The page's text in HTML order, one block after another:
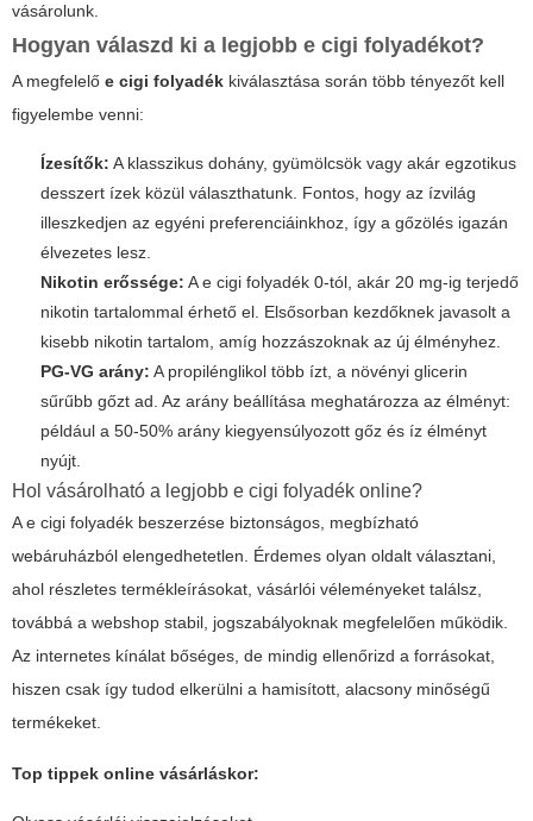
vásárolunk.
Hogyan válaszd ki a legjobb e cigi folyadékot?
A megfelelő e cigi folyadék kiválasztása során több tényezőt kell
figyelembe venni:
Ízesítők: A klasszikus dohány, gyümölcsök vagy akár egzotikus
desszert ízek közül választhatunk. Fontos, hogy az ízvilág
illeszkedjen az egyéni preferenciáinkhoz, így a gőzölés igazán
élvezetes lesz.
Nikotin erőssége: Ae cigi folyadék 0-tól, akár 20 mg-ig terjedő
nikotin tartalommal érhető el. Elsősorban kezdőknek javasolt a
kisebb nikotin tartalom, amíg hozzászoknak az új élményhez.
PG-VG arány: A propilénglikol több ízt, a növényi glicerin
sűrűbb gőzt ad. Az arány beállítása meghatározza az élményt:
például a 50-50% arány kiegyensúlyozott gőz és íz élményt
nyújt.
Hol vásárolható a legjobb e cigi folyadék online?
Ae cigi folyadék beszerzése biztonságos, megbízható
webáruházból elengedhetetlen. Érdemes olyan oldalt választani,
ahol részletes termékleírásokat, vásárlói véleményeket találsz,
továbbá a webshop stabil, jogszabályoknak megfelelően működik.
Az internetes kínálat bőséges, de mindig ellenőrizd a forrásokat,
hiszen csak így tudod elkerülni a hamisított, alacsony minőségű
termékeket.
Top tippek online vásárláskor: